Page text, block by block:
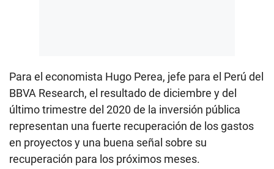
Para el economista Hugo Perea, jefe para el Perú del
BBVA Research, el resultado de diciembre y del
último trimestre del 2020 de la inversión pública
representan una fuerte recuperación de los gastos
en proyectos y una buena señal sobre su
recuperación para los próximos meses.